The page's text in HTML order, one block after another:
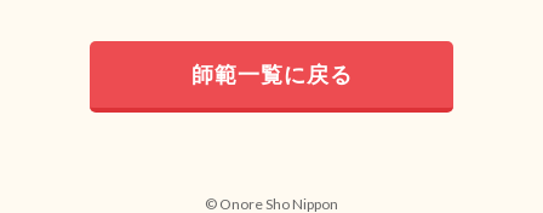
師範一覧に戻る
© Onore Sho Nippon